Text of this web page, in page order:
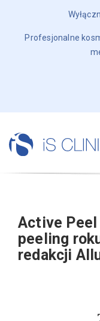
Profesjonalne
Active
peeling
redakcji